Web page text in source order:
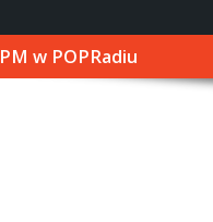
PM w POPRadiu